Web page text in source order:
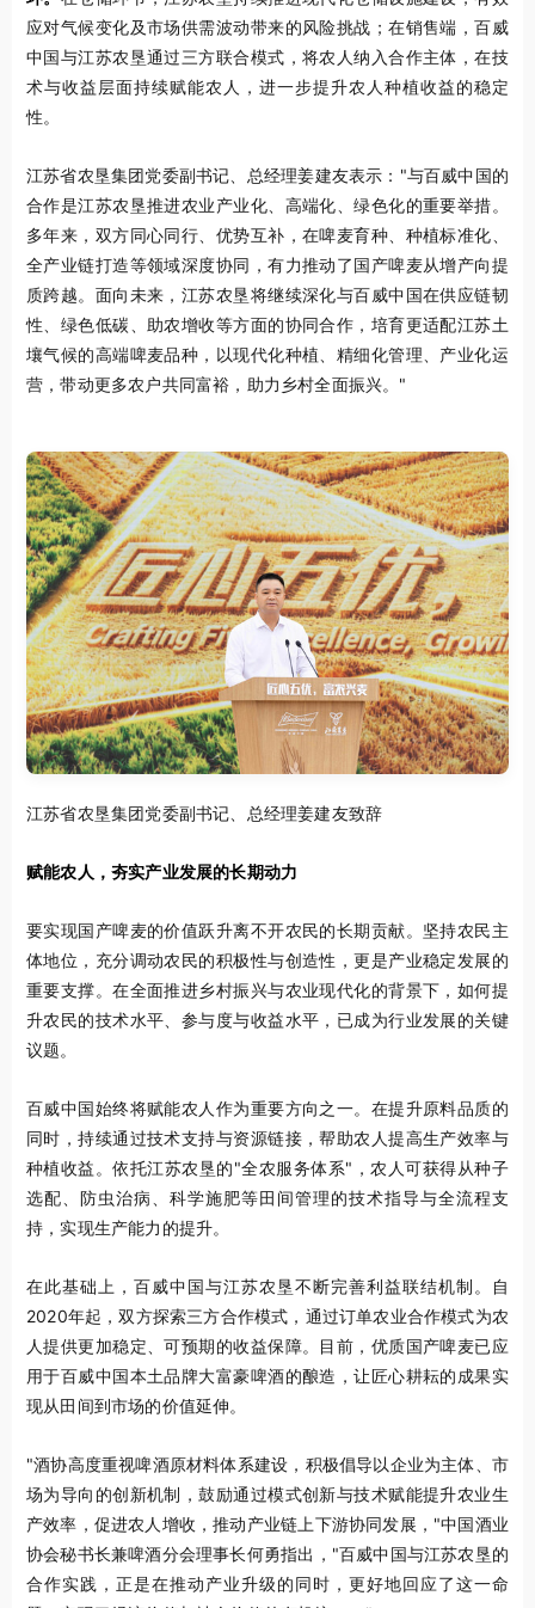
应对气候变化及市场供需波动带来的风险挑战；在销售端，百威
中国与江苏农垦通过三方联合模式，将农人纳入合作主体，在技
术与收益层面持续赋能农人，进一步提升农人种植收益的稳定
性。
江苏省农垦集团党委副书记、总经理姜建友表示："与百威中国的
合作是江苏农垦推进农业产业化、高端化、绿色化的重要举措。
多年来，双方同心同行、优势互补，在啤麦育种、种植标准化、
全产业链打造等领域深度协同，有力推动了国产啤麦从增产向提
质跨越。面向未来，江苏农垦将继续深化与百威中国在供应链韧
性、绿色低碳、助农增收等方面的协同合作，培育更适配江苏土
壤气候的高端啤麦品种，以现代化种植、精细化管理、产业化运
营，带动更多农户共同富裕，助力乡村全面振兴。"
江苏省农垦集团党委副书记、总经理姜建友致辞
赋能农人，夯实产业发展的长期动力
要实现国产啤麦的价值跃升离不开农民的长期贡献。坚持农民主
体地位，充分调动农民的积极性与创造性，更是产业稳定发展的
重要支撑。在全面推进乡村振兴与农业现代化的背景下，如何提
升农民的技术水平、参与度与收益水平，已成为行业发展的关键
议题。
百威中国始终将赋能农人作为重要方向之一。在提升原料品质的
同时，持续通过技术支持与资源链接，帮助农人提高生产效率与
种植收益。依托江苏农垦的"全农服务体系"，农人可获得从种子
选配、防虫治病、科学施肥等田间管理的技术指导与全流程支
持，实现生产能力的提升。
在此基础上，百威中国与江苏农垦不断完善利益联结机制。自
2020年起，双方探索三方合作模式，通过订单农业合作模式为农
人提供更加稳定、可预期的收益保障。目前，优质国产啤麦已应
用于百威中国本土品牌大富豪啤酒的酿造，让匠心耕耘的成果实
现从田间到市场的价值延伸。
"酒协高度重视啤酒原材料体系建设，积极倡导以企业为主体、市
场为导向的创新机制，鼓励通过模式创新与技术赋能提升农业生
产效率，促进农人增收，推动产业链上下游协同发展，"中国酒业
协会秘书长兼啤酒分会理事长何勇指出，"百威中国与江苏农垦的
合作实践，正是在推动产业升级的同时，更好地回应了这一命